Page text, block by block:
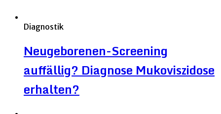
Diagnostik
Neugeborenen-Screening
auffällig? Diagnose Mukoviszidose
erhalten?